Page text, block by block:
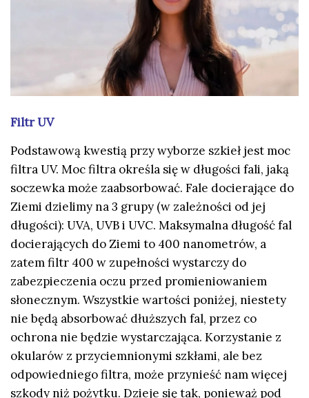
Filtr UV
Podstawową kwestią przy wyborze szkieł jest moc
filtra UV. Moc filtra określa się w długości fali, jaką
soczewka może zaabsorbować. Fale docierające do
Ziemi dzielimy na 3 grupy (w zależności od jej
długości): UVA, UVB i UVC. Maksymalna długość fal
docierających do Ziemi to 400 nanometrów, a
zatem filtr 400 w zupełności wystarczy do
zabezpieczenia oczu przed promieniowaniem
słonecznym. Wszystkie wartości poniżej, niestety
nie będą absorbować dłuższych fal, przez co
ochrona nie będzie wystarczająca. Korzystanie z
okularów z przyciemnionymi szkłami, ale bez
odpowiedniego filtra, może przynieść nam więcej
szkody niż pożytku. Dzieje się tak, ponieważ pod